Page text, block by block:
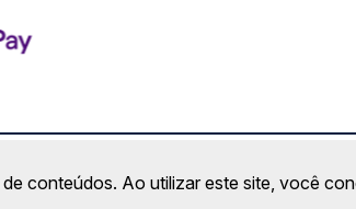
Barueri - SP | CEP: 06453-038 |
conteúdos. Ao utilizar este site, você